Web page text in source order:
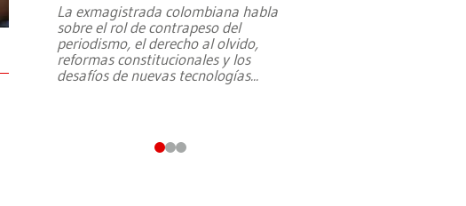
La exmagistrada colombiana habla
sobre el rol de contrapeso del
periodismo, el derecho al olvido,
reformas constitucionales y los
desafíos de nuevas tecnologías...